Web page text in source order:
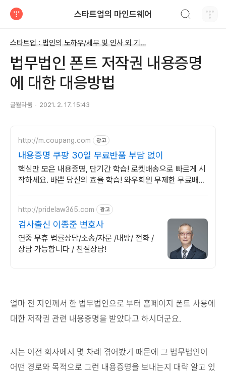
스타트업의 마인드웨어
스타트업 : 법인의 노하우/세무 및 인사 외 기타
법무법인 폰트 저작권 내용증명
에 대한 대응방법
글월라움 2021. 2. 17. 15:43
http://m.coupang.com 광고
내용증명 쿠팡 30일 무료반품 부담 없이
핵심만 모은 내용증명, 단기간 학습! 로켓배송으로 빠르게 시
작하세요. 바쁜 당신의 효율 학습! 와우회원 무제한 무료배송
http://pridelaw365.com 광고
검사출신 이종준 변호사
연중 무휴 법률상담/소송/자문 /내방/ 전화 /
상담 가능합니다 / 친절상담!
얼마 전 지인께서 한 법무법인으로 부터 홈페이지 폰트 사용에
대한 저작권 관련 내용증명을 받았다고 하시더군요.
저는 이전 회사에서 몇 차례 겪어봤기 때문에 그 법무법인이
어떤 경로와 목적으로 그런 내용증명을 보내는지 대략 알고 있